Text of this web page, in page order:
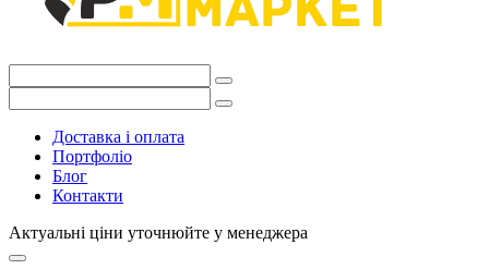
Доставка і оплата
Портфоліо
Блог
Контакти
Актуальні ціни уточнюйте у менеджера